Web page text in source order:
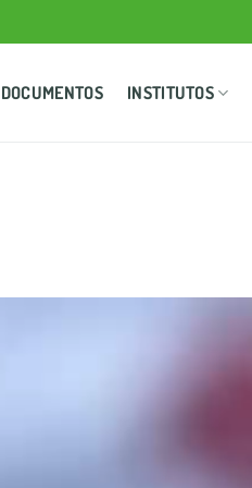
DOCUMENTOS INSTITUTOS